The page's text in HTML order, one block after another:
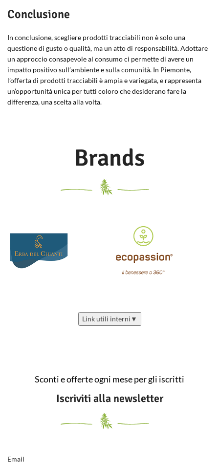
Conclusione
In conclusione, scegliere prodotti tracciabili non è solo una
questione di gusto o qualità, ma un atto di responsabilità. Adottare
un approccio consapevole al consumo ci permette di avere un
impatto positivo sull’ambiente e sulla comunità. In Piemonte,
l’offerta di prodotti tracciabili è ampia e variegata, e rappresenta
un’opportunità unica per tutti coloro che desiderano fare la
differenza, una scelta alla volta.
Brands
Link utili interni ▼
Sconti e offerte ogni mese per gli iscritti
Iscriviti alla newsletter
Email